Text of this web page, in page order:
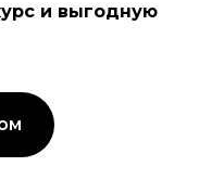
и выгодную